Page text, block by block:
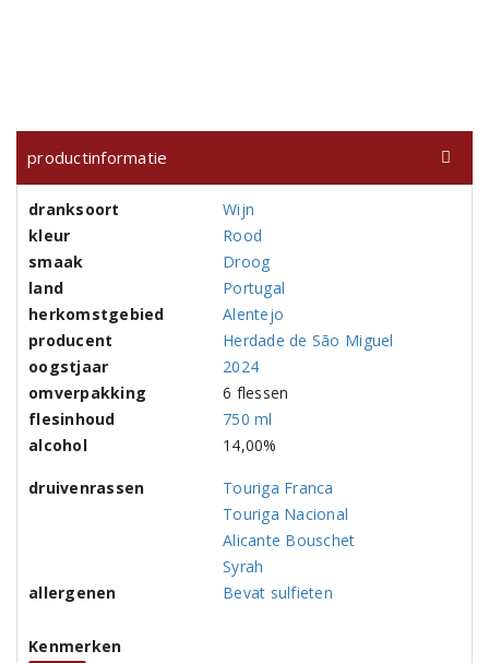
productinformatie
dranksoort
Wijn
kleur
Rood
smaak
Droog
land
Portugal
herkomstgebied
Alentejo
producent
Herdade de São Miguel
oogstjaar
2024
omverpakking
6 flessen
flesinhoud
750 ml
alcohol
14,00%
druivenrassen
Touriga Franca
Touriga Nacional
Alicante Bouschet
Syrah
allergenen
Bevat sulfieten
Kenmerken